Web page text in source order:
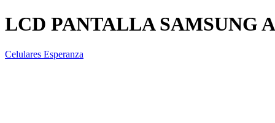
LCD PANTALLA SAMSUNG
Celulares Esperanza